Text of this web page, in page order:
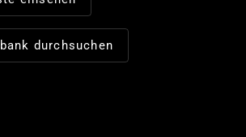
durchsuchen